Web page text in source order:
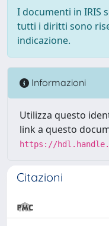
I documenti in IRIS
tutti i diritti sono
indicazione.
Informazioni
Utilizza questo
link a questo
https://
Citazioni